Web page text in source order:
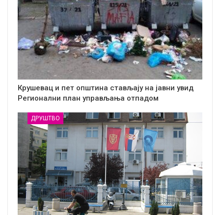
Крушевац и пет општина стављају на јавни увид
Регионални план управљања отпадом
ДРУШТВО